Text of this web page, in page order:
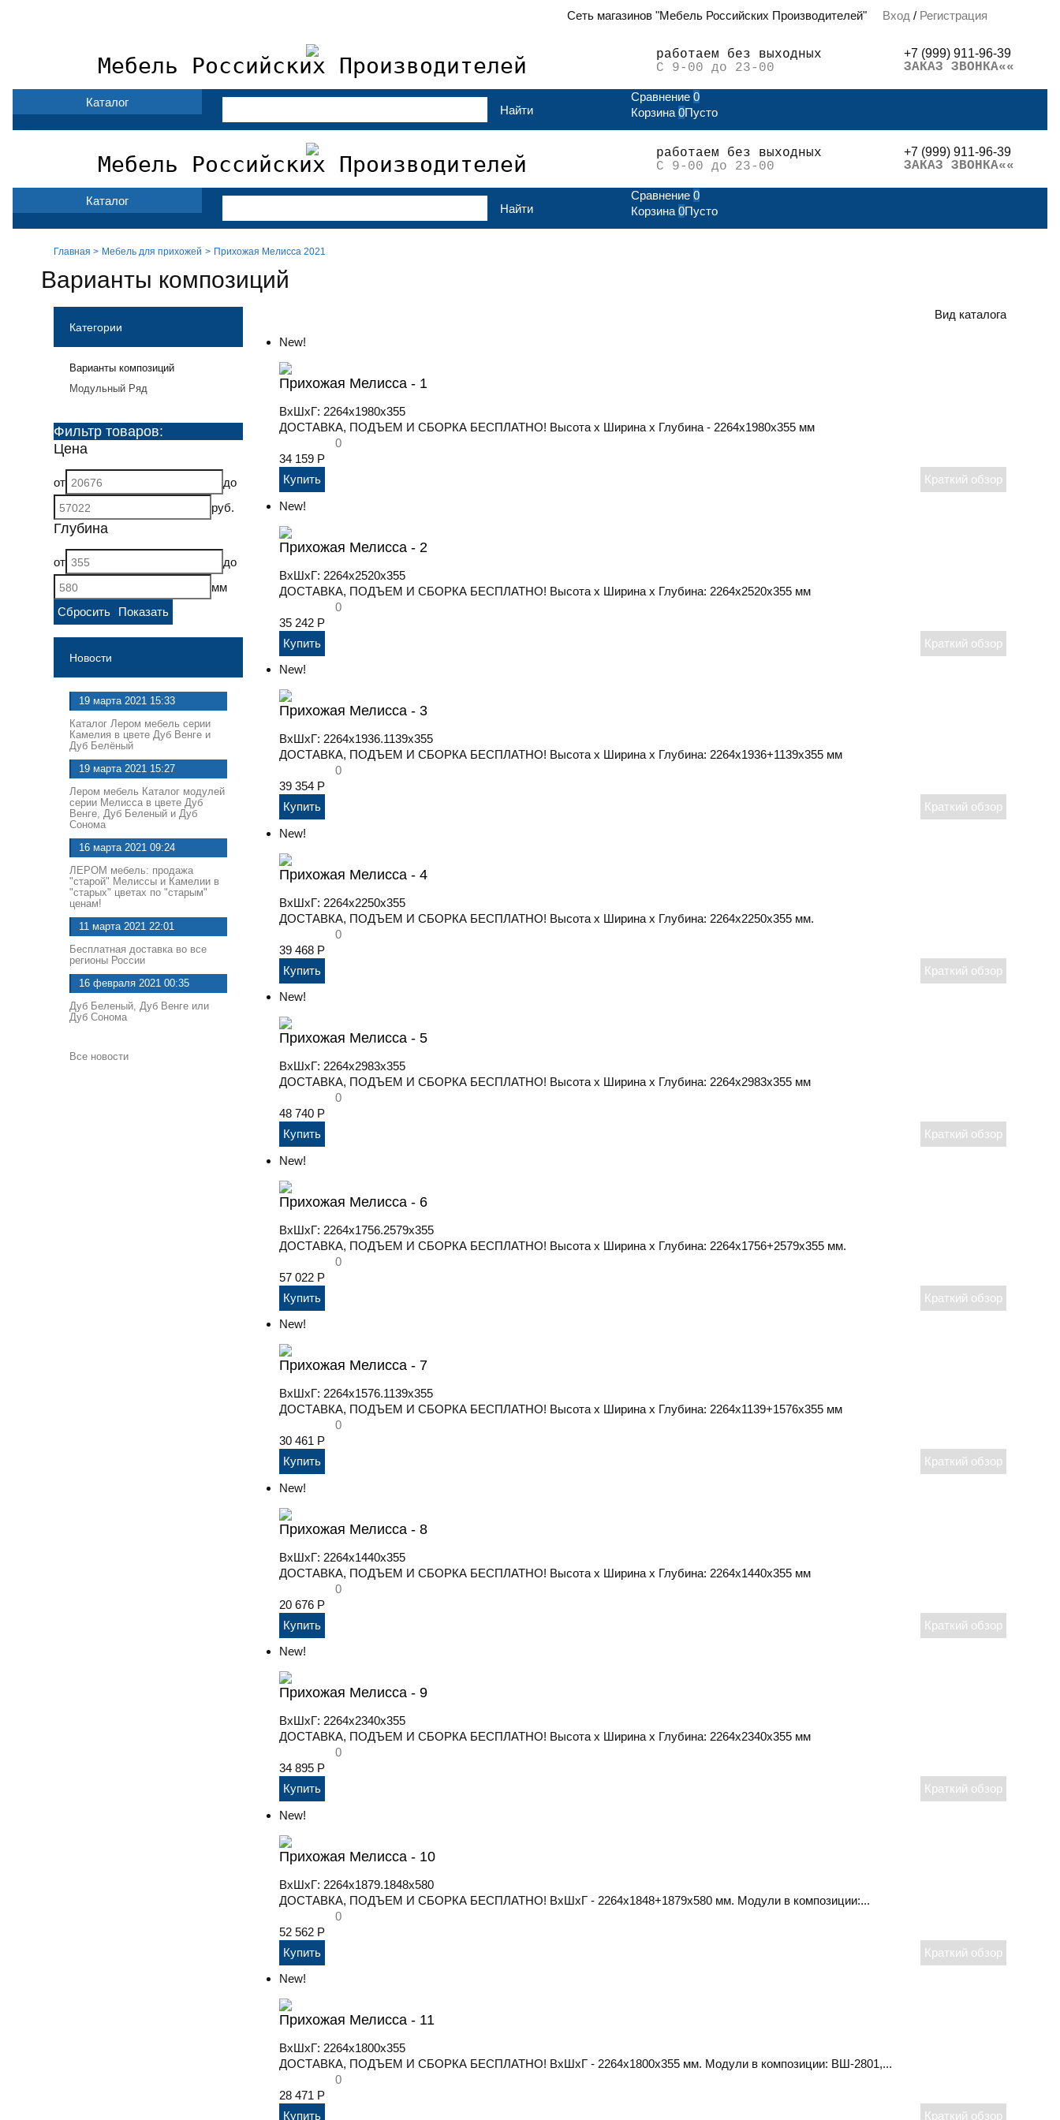
Сеть магазинов "Мебель Российских Производителей" Вход / Регистрация
Мебель Российских Производителей
работаем без выходных
С 9-00 до 23-00
+7 (999) 911-96-39
ЗАКАЗ ЗВОНКА««
Каталог Сравнение 0
Корзина 0Пусто
Мебель Российских Производителей
работаем без выходных
С 9-00 до 23-00
+7 (999) 911-96-39
ЗАКАЗ ЗВОНКА««
Каталог Сравнение 0
Корзина 0Пусто
Главная > Мебель для прихожей Прихожая Мелисса 2021
Варианты композиций
Категории
Варианты композиций
Модульный Ряд
Фильтр товаров:
Цена
от
до
руб.
Глубина
от
до
мм
Новости
19 марта 2021 15:33
Каталог Лером мебель серии
Камелия в цвете Дуб Венге и
Дуб Белёный
19 марта 2021 15:27
Лером мебель Каталог модулей
серии Мелисса в цвете Дуб
Венге, Дуб Беленый и Дуб
Сонома
16 марта 2021 09:24
ЛЕРОМ мебель: продажа
"старой" Мелиссы и Камелии в
"старых" цветах по "старым"
ценам!
11 марта 2021 22:01
Бесплатная доставка во все
регионы России
16 февраля 2021 00:35
Дуб Беленый, Дуб Венге или
Дуб Сонома
Все новости
Вид каталога
New!
Прихожая Мелисса - 1
ВхШхГ: 2264x1980x355
ДОСТАВКА, ПОДЪЕМ И СБОРКА БЕСПЛАТНО! Высота х Ширина х Глубина - 2264х1980х355 мм
0
34 159 Р
New!
Прихожая Мелисса - 2
ВхШхГ: 2264x2520x355
ДОСТАВКА, ПОДЪЕМ И СБОРКА БЕСПЛАТНО! Высота х Ширина х Глубина: 2264х2520х355 мм
0
35 242 Р
New!
Прихожая Мелисса - 3
ВхШхГ: 2264x1936.1139x355
ДОСТАВКА, ПОДЪЕМ И СБОРКА БЕСПЛАТНО! Высота х Ширина х Глубина: 2264х1936+1139х355 мм
0
39 354 Р
New!
Прихожая Мелисса - 4
ВхШхГ: 2264x2250x355
ДОСТАВКА, ПОДЪЕМ И СБОРКА БЕСПЛАТНО! Высота х Ширина х Глубина: 2264х2250х355 мм.
0
39 468 Р
New!
Прихожая Мелисса - 5
ВхШхГ: 2264x2983x355
ДОСТАВКА, ПОДЪЕМ И СБОРКА БЕСПЛАТНО! Высота х Ширина х Глубина: 2264х2983х355 мм
0
48 740 Р
New!
Прихожая Мелисса - 6
ВхШхГ: 2264x1756.2579x355
ДОСТАВКА, ПОДЪЕМ И СБОРКА БЕСПЛАТНО! Высота х Ширина х Глубина: 2264х1756+2579х355 мм.
0
57 022 Р
New!
Прихожая Мелисса - 7
ВхШхГ: 2264x1576.1139x355
ДОСТАВКА, ПОДЪЕМ И СБОРКА БЕСПЛАТНО! Высота х Ширина х Глубина: 2264х1139+1576х355 мм
0
30 461 Р
New!
Прихожая Мелисса - 8
ВхШхГ: 2264x1440x355
ДОСТАВКА, ПОДЪЕМ И СБОРКА БЕСПЛАТНО! Высота х Ширина х Глубина: 2264х1440х355 мм
0
20 676 Р
New!
Прихожая Мелисса - 9
ВхШхГ: 2264x2340x355
ДОСТАВКА, ПОДЪЕМ И СБОРКА БЕСПЛАТНО! Высота х Ширина х Глубина: 2264х2340х355 мм
0
34 895 Р
New!
Прихожая Мелисса - 10
ВхШхГ: 2264x1879.1848x580
ДОСТАВКА, ПОДЪЕМ И СБОРКА БЕСПЛАТНО! ВхШхГ - 2264х1848+1879х580 мм. Модули в композиции:...
0
52 562 Р
New!
Прихожая Мелисса - 11
ВхШхГ: 2264x1800x355
ДОСТАВКА, ПОДЪЕМ И СБОРКА БЕСПЛАТНО! ВхШхГ - 2264х1800х355 мм. Модули в композиции: ВШ-2801,...
0
28 471 Р